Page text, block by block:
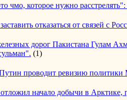
чмо, которое нужно
отказаться от связей с
дорог Пакиcтана Гулам
(1)
проводит ревизию политики
начало добычи в Арктике,